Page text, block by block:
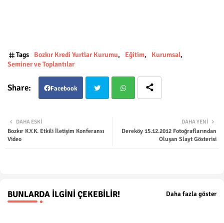
Tags Bozkır Kredi Yurtlar Kurumu Eğitim
Kurumsal
Seminer ve Toplantılar
Facebook
ter tsap
DAHA YENI
Dereköy 15.12.2012 Fotoğraflarından
Oluşan Slayt Gösterisi
DAHA ESKI
Bozkır K.Y.K. Etkili İletişim Konferansı
Video
BUNLARDA İLGINI ÇEKEBILIR! Daha fazla göster